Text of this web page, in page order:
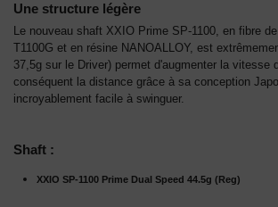
Une structure légère
Le nouveau shaft XXIO Prime SP-1100, en fibre
T1100G et en résine NANOALLOY, est
37,5g sur le Driver) permet d'augmenter la vitesse
conséquent la distance grâce à sa conception
incroyablement facile à swinguer.
Shaft :
XXIO SP-1100 Prime Dual Speed 44.5g (Reg)